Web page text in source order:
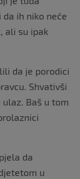
ih niko neće
ali su ipak
da je porodici
Shvativši
Baš u tom
da
u